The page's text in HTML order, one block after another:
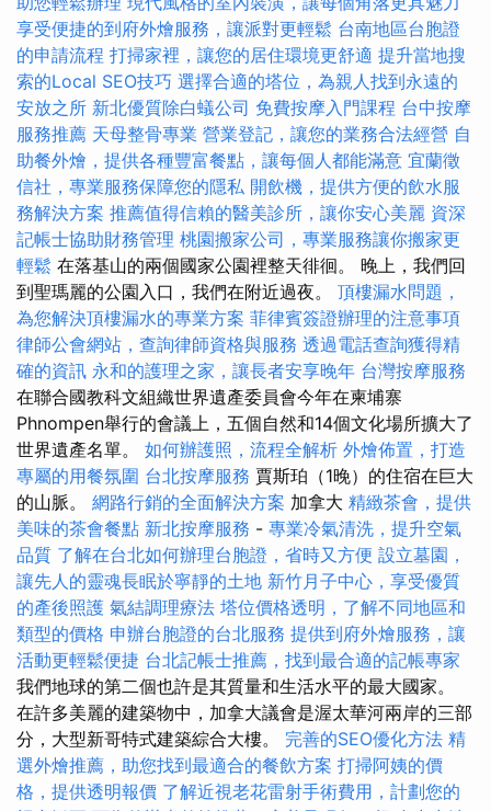
享受便捷的到府外燴服務，讓派對更輕鬆 台南地區台胞證
的申請流程 打掃家裡，讓您的居住環境更舒適 提升當地搜
索的Local SEO技巧 選擇合適的塔位，為親人找到永遠的
安放之所 新北優質除白蟻公司 免費按摩入門課程 台中按摩
服務推薦 天母整骨專業 營業登記，讓您的業務合法經營 自
助餐外燴，提供各種豐富餐點，讓每個人都能滿意 宜蘭徵
信社，專業服務保障您的隱私 開飲機，提供方便的飲水服
務解決方案 推薦值得信賴的醫美診所，讓你安心美麗 資深
記帳士協助財務管理 桃園搬家公司，專業服務讓你搬家更
輕鬆 在落基山的兩個國家公園裡整天徘徊。 晚上，我們回
到聖瑪麗的公園入口，我們在附近過夜。 頂樓漏水問題，
為您解決頂樓漏水的專業方案 菲律賓簽證辦理的注意事項
律師公會網站，查詢律師資格與服務 透過電話查詢獲得精
確的資訊 永和的護理之家，讓長者安享晚年 台灣按摩服務
在聯合國教科文組織世界遺產委員會今年在柬埔寨
Phnompen舉行的會議上，五個自然和14個文化場所擴大了
世界遺產名單。 如何辦護照，流程全解析 外燴佈置，打造
專屬的用餐氛圍 台北按摩服務 賈斯珀（1晚）的住宿在巨大
的山脈。 網路行銷的全面解決方案 加拿大 精緻茶會，提供
美味的茶會餐點 新北按摩服務 - 專業冷氣清洗，提升空氣
品質 了解在台北如何辦理台胞證，省時又方便 設立墓園，
讓先人的靈魂長眠於寧靜的土地 新竹月子中心，享受優質
的產後照護 氣結調理療法 塔位價格透明，了解不同地區和
類型的價格 申辦台胞證的台北服務 提供到府外燴服務，讓
活動更輕鬆便捷 台北記帳士推薦，找到最合適的記帳專家
我們地球的第二個也許是其質量和生活水平的最大國家。
在許多美麗的建築物中，加拿大議會是渥太華河兩岸的三部
分，大型新哥特式建築綜合大樓。 完善的SEO優化方法 精
選外燴推薦，助您找到最適合的餐飲方案 打掃阿姨的價
格，提供透明報價 了解近視老花雷射手術費用，計劃您的